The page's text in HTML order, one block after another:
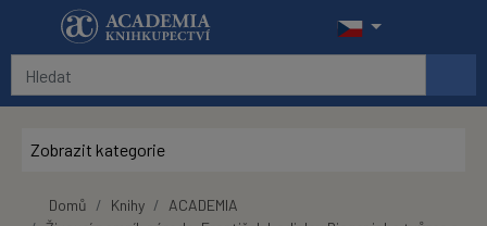
Přeskočit na hlavní obsah
Zobrazit kategorie
Domů Knihy
ACADEMIA